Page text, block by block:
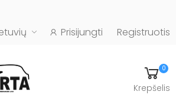
Prisijungti Registruotis
menu
0
Krepšelis